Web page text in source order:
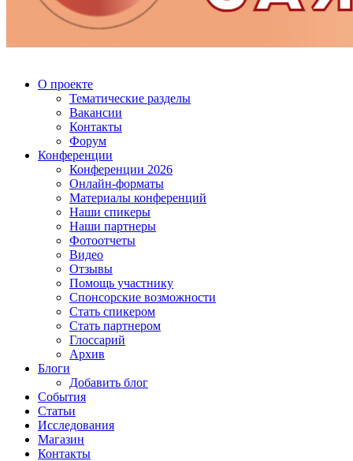
О проекте
Тематические разделы
Вакансии
Контакты
Форум
Конференции
Конференции 2026
Онлайн-форматы
Материалы конференций
Наши спикеры
Наши партнеры
Фотоотчеты
Видео
Отзывы
Помощь участнику
Спонсорские возможности
Стать спикером
Стать партнером
Глоссарий
Архив
Блоги
Добавить блог
События
Статьи
Исследования
Магазин
Контакты